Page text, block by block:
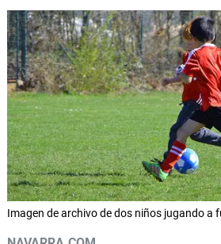
Imagen de archivo de dos niños jugando a